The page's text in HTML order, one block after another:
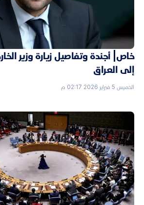
خاص| أجندة وتفاصيل زيارة وزير
إلى العراق
الخميس 5 فبراير 2026 02:17 م